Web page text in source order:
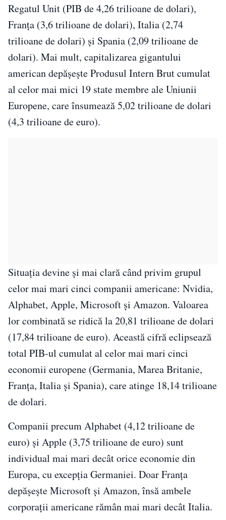
Regatul Unit (PIB de 4,26 trilioane de dolari),
Franța (3,6 trilioane de dolari), Italia (2,74
trilioane de dolari) și Spania (2,09 trilioane de
dolari). Mai mult, capitalizarea gigantului
american depășește Produsul Intern Brut cumulat
al celor mai mici 19 state membre ale Uniunii
Europene, care însumează 5,02 trilioane de dolari
(4,3 trilioane de euro).
Situația devine și mai clară când privim grupul
celor mai mari cinci companii americane: Nvidia,
Alphabet, Apple, Microsoft și Amazon. Valoarea
lor combinată se ridică la 20,81 trilioane de dolari
(17,84 trilioane de euro). Această cifră eclipsează
total PIB-ul cumulat al celor mai mari cinci
economii europene (Germania, Marea Britanie,
Franța, Italia și Spania), care atinge 18,14 trilioane
de dolari.
Companii precum Alphabet (4,12 trilioane de
euro) și Apple (3,75 trilioane de euro) sunt
individual mai mari decât orice economie din
Europa, cu excepția Germaniei. Doar Franța
depășește Microsoft și Amazon, însă ambele
corporații americane rămân mai mari decât Italia.